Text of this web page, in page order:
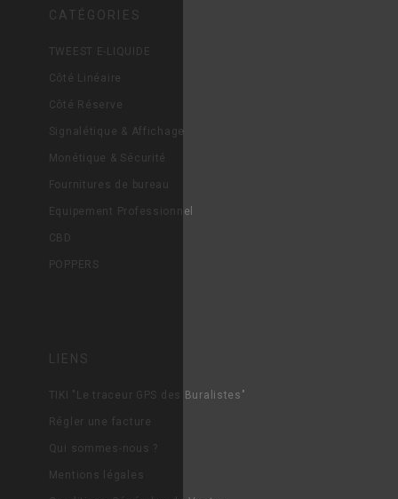
CATÉGORIES
TWEEST E-LIQUIDE
Côté Linéaire
Côté Réserve
Signalétique & Affichage
Monétique & Sécurité
Fournitures de bureau
Equipement Professionnel
CBD
POPPERS
LIENS
TIKI "Le traceur GPS des Buralistes"
Régler une facture
Qui sommes-nous ?
Mentions légales